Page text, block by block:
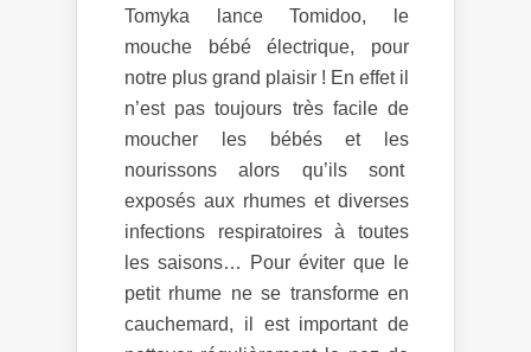
Tomyka lance Tomidoo, le
mouche bébé électrique, pour
notre plus grand plaisir ! En effet il
n’est pas toujours très facile de
moucher les bébés et les
nourissons alors qu’ils sont
exposés aux rhumes et diverses
infections respiratoires à toutes
les saisons… Pour éviter que le
petit rhume ne se transforme en
cauchemard, il est important de